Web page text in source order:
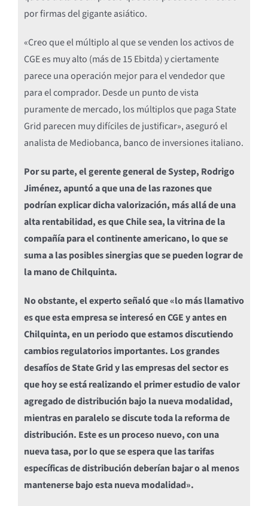
por firmas del gigante asiático.
«Creo que el múltiplo al que se venden los activos de
CGE es muy alto (más de 15 Ebitda) y ciertamente
parece una operación mejor para el vendedor que
para el comprador. Desde un punto de vista
puramente de mercado, los múltiplos que paga State
Grid parecen muy difíciles de justificar», aseguró el
analista de Mediobanca, banco de inversiones italiano.
Por su parte, el gerente general de Systep, Rodrigo
Jiménez, apuntó a que una de las razones que
podrían explicar dicha valorización, más allá de una
alta rentabilidad, es que Chile sea, la vitrina de la
compañía para el continente americano, lo que se
suma a las posibles sinergias que se pueden lograr de
la mano de Chilquinta.
No obstante, el experto señaló que «lo más llamativo
es que esta empresa se interesó en CGE y antes en
Chilquinta, en un periodo que estamos discutiendo
cambios regulatorios importantes. Los grandes
desafíos de State Grid y las empresas del sector es
que hoy se está realizando el primer estudio de valor
agregado de distribución bajo la nueva modalidad,
mientras en paralelo se discute toda la reforma de
distribución. Este es un proceso nuevo, con una
nueva tasa, por lo que se espera que las tarifas
específicas de distribución deberían bajar o al menos
mantenerse bajo esta nueva modalidad».